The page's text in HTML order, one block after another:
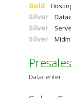
Gold
Silver
Silver
Silver
Datacenter